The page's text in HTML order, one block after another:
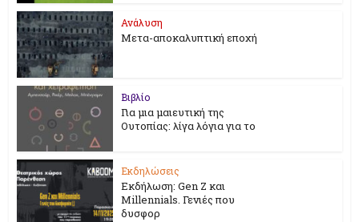
Ανάλυση
Μετα-αποκαλυπτική εποχή
Βιβλίο
Για μια μαιευτική της
Ουτοπίας: λίγα λόγια για το
Εκδηλώσεις
Εκδήλωση: Gen Z και
Millennials. Γενιές που
δυσφορ